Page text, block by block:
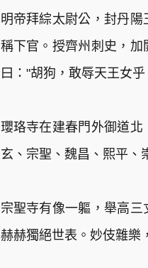
明帝拜綜太尉公，封丹
稱下官。授齊州刺史，
曰："胡狗，敢辱天王女
瓔珞寺在建春門外御道
玄、宗聖、魏昌、熙平、
宗聖寺有像一軀，舉高
赫赫獨絕世表。妙伎雜樂